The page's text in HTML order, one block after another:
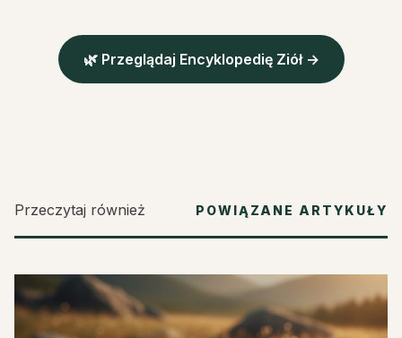
🌿 Przeglądaj Encyklopedię Ziół →
Przeczytaj również POWIĄZANE ARTYKUŁY